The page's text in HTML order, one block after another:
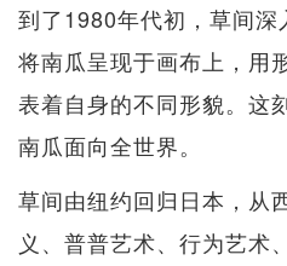
到了1980年代初，草间
将南瓜呈现于画布上，用
表着自身的不同形貌。这
南瓜面向全世界。
草间由纽约回归日本，从
义、普普艺术、行为艺术